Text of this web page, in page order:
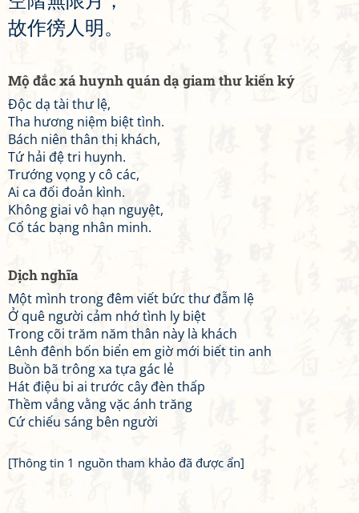
故作徬 人 明 。
Mộ đắc xá huynh quán dạ giam thư kiến ký
Độc dạ tài thư lệ,
Tha hương niệm biệt tình.
Bách niên thân thị khách,
Tứ hải đệ tri huynh.
Trướng vọng y cô các,
Ai ca đối đoản kình.
Không giai vô hạn nguyệt,
Cố tác bạng nhân minh.
Dịch nghĩa
Một mình trong đêm viết bức thư đẫm lệ
Ở quê người cảm nhớ tình ly biệt
Trong cõi trăm năm thân này là khách
Lênh đênh bốn biển em giờ mới biết tin anh
Buồn bã trông xa tựa gác lẻ
Hát điệu bi ai trước cây đèn thấp
Thềm vắng vằng vặc ánh trăng
Cứ chiếu sáng bên người
[Thông tin 1 nguồn tham khảo đã được ẩn]